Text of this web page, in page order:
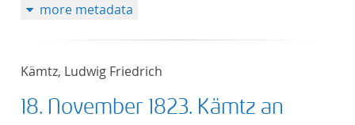
more metadata
Kämtz, Ludwig Friedrich
18. November 1823. Kämtz an